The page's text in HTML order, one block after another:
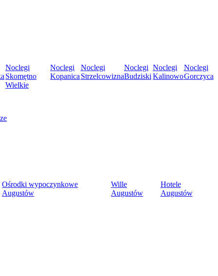
Noclegi
Skomętno
Wielkie
Noclegi
Kopanica
Noclegi
Strzelcowizna
Noclegi
Budziski
Noclegi
Kalinowo
Noclegi
Gorczyca
Ośrodki wypoczynkowe
Augustów
Wille
Augustów
Hotele
Augustów